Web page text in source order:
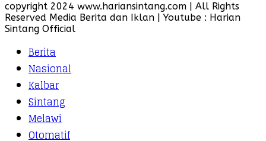
copyright 2024 www.hariansintang.com | All Rights
Reserved Media Berita dan Iklan | Youtube : Harian
Sintang Official
Berita
Nasional
Kalbar
Sintang
Melawi
Otomatif